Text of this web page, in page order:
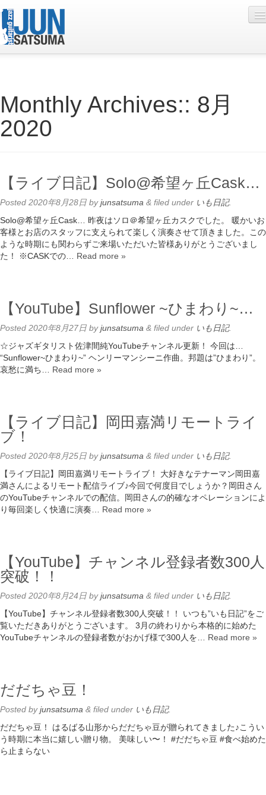
Live Schedule
Discography
Contact
YouTube
Online Lesson
Monthly Archives:: 8月
2020
【ライブ日記】Solo@希望ヶ丘Cask…
Posted 2020年8月28日 byjunsatsuma & filed under いも日記.
Solo@希望ヶ丘Cask… 昨夜はソロ＠希望ヶ丘カスクでした。 暖かいお
客様とお店のスタッフに支えられて楽しく演奏させて頂きました。この
ような時期にも関わらずご来場いただいた皆様ありがとうございまし
た！ ※CASKでの… Read more »
【YouTube】Sunflower ~ひまわり~…
Posted 2020年8月27日 byjunsatsuma & filed under いも日記.
☆ジャズギタリスト佐津間純YouTubeチャンネル更新！ 今回は…
“Sunflower~ひまわり~” ヘンリーマンシーニ作曲。邦題は”ひまわり”。
哀愁に満ち… Read more »
【ライブ日記】岡田嘉満リモートライ
ブ！
Posted 2020年8月25日 byjunsatsuma & filed under いも日記.
【ライブ日記】岡田嘉満リモートライブ！ 大好きなテナーマン岡田嘉
満さんによるリモート配信ライブ♪今回で何度目でしょうか？岡田さん
のYouTubeチャンネルでの配信。岡田さんの的確なオペレーションによ
り毎回楽しく快適に演奏… Read more »
【YouTube】チャンネル登録者数300人
突破！！
Posted 2020年8月24日 byjunsatsuma & filed under いも日記.
【YouTube】チャンネル登録者数300人突破！！ いつも”いも日記”をご
覧いただきありがとうございます。 3月の終わりから本格的に始めた
YouTubeチャンネルの登録者数がおかげ様で300人を… Read more »
だだちゃ豆！
Posted byjunsatsuma & filed under いも日記.
だだちゃ豆！ はるばる山形からだだちゃ豆が贈られてきました♪こうい
う時期に本当に嬉しい贈り物。 美味しい〜！ #だだちゃ豆 #食べ始めた
ら止まらない